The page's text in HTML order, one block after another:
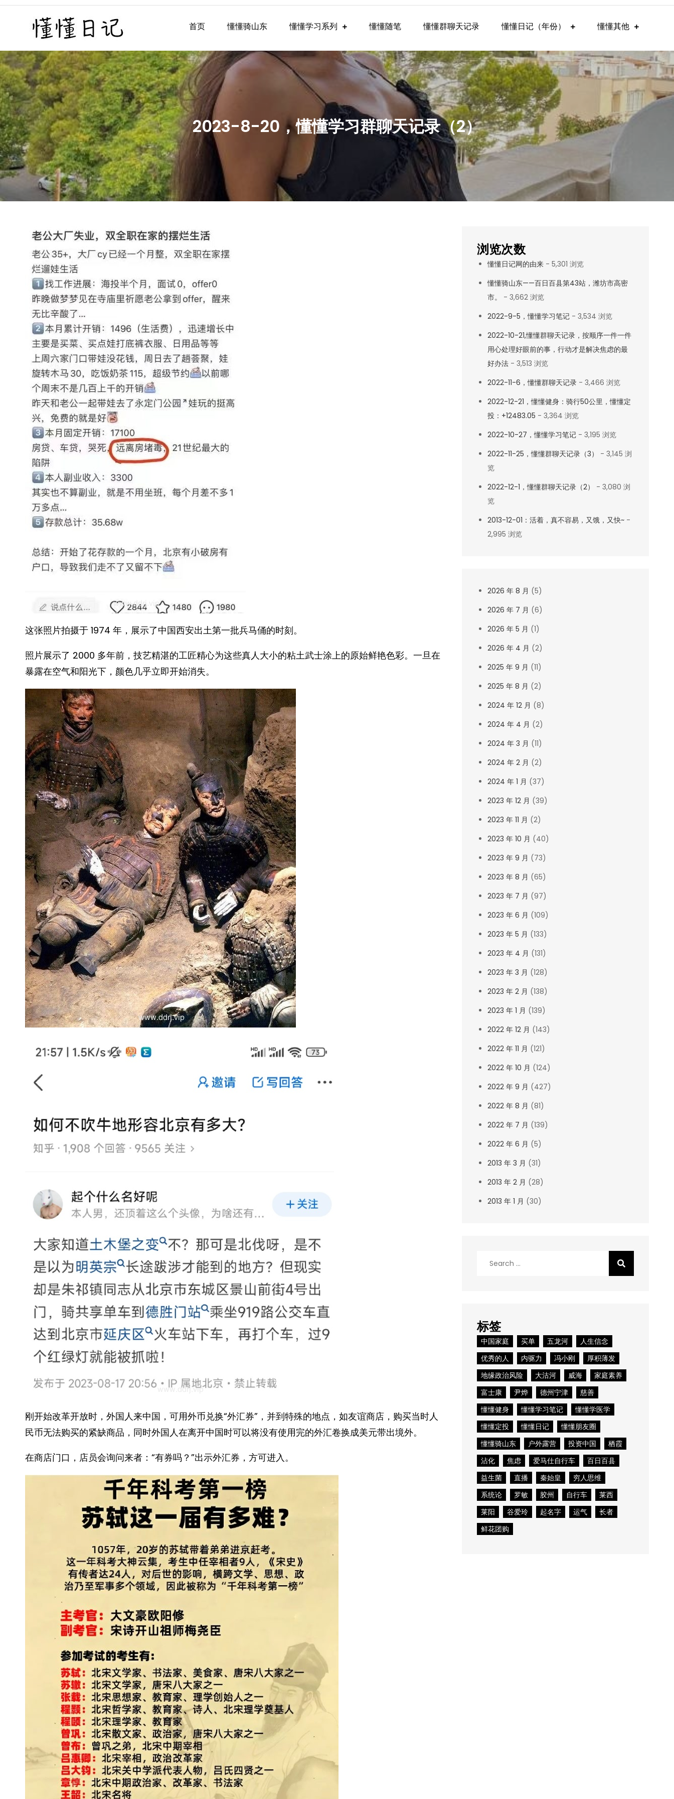
Skip
懂懂日记
懂懂日记网每天同步更新懂懂学习群内容
首页 懂懂骑山东 懂懂学习系列 懂懂随笔 懂懂群聊天记录 懂懂日记（年份） 懂懂其他
2023-8-20，懂懂学习群聊天记录（2）
这张照片拍摄于 1974 年，展示了中国西安出土第一批兵马俑的时刻。
照片展示了 2000 多年前，技艺精湛的工匠精心为这些真人大小的粘土武士涂上的原始鲜艳色彩。一旦在
暴露在空气和阳光下，颜色几乎立即开始消失。 ​​​
刚开始改革开放时，外国人来中国，可用外币兑换“外汇券”，并到特殊的地点，如友谊商店，购买当时人
民币无法购买的紧缺商品，同时外国人在离开中国时可以将没有使用完的外汇卷换成美元带出境外。 ​​​
在商店门口，店员会询问来者：“有券吗？”出示外汇券，方可进入。
浏览次数
懂懂日记网的由来- 5,301 浏览
懂懂骑山东——百日百县第43站，潍坊市高密
市。
- 3,662 浏览
2022-9-5，懂懂学习笔记- 3,534 浏览
2022-10-21,懂懂群聊天记录，按顺序一件一件
用心处理好眼前的事，行动才是解决焦虑的最
好办法- 3,513 浏览
2022-11-6，懂懂群聊天记录- 3,466 浏览
2022-12-21，懂懂健身：骑行50公里，懂懂定
投：+12483.05 - 3,364 浏览
2022-10-27，懂懂学习笔记- 3,195 浏览
2022-11-25，懂懂群聊天记录（3）
- 3,145 浏
览
2022-12-1，懂懂群聊天记录（2）
- 3,080 浏
览
2013-12-01：活着，真不容易，又饿，又快~-
2,995 浏览
2026 年 8 月 (5)
2026 年 7 月 (6)
2026 年 5 月 (1)
2026 年 4 月 (2)
2025 年 9 月 (11)
2025 年 8 月 (2)
2024 年 12 月 (8)
2024 年 4 月 (2)
2024 年 3 月 (11)
2024 年 2 月 (2)
2024 年 1 月 (37)
2023 年 12 月 (39)
2023 年 11 月 (2)
2023 年 10 月 (40)
2023 年 9 月 (73)
2023 年 8 月 (65)
2023 年 7 月 (97)
2023 年 6 月 (109)
2023 年 5 月 (133)
2023 年 4 月 (131)
2023 年 3 月 (128)
2023 年 2 月 (138)
2023 年 1 月 (139)
2022 年 12 月 (143)
2022 年 11 月 (121)
2022 年 10 月 (124)
2022 年 9 月 (427)
2022 年 8 月 (81)
2022 年 7 月 (139)
2022 年 6 月 (5)
2013 年 3 月 (31)
2013 年 2 月 (28)
2013 年 1 月 (30)
标签
中国家庭 买单 五龙河
人生信念
优秀的人
内驱力 冯小刚
厚积薄发
地缘政治风险
大沽河 威海
家庭素养
富士康
尹烨 德州宁津
慈善
懂懂健身
懂懂学习笔记
懂懂学医学
懂懂定投
懂懂日记
懂懂朋友圈
懂懂骑山东
户外露营 投资中国
栖霞
沾化
焦虑 爱马仕自行车
百日百县
益生菌
直播 秦始皇
穷人思维
系统论
罗敏 胶州 自行车
莱西
莱阳
谷爱玲 起名字 运气
长者
鲜花团购